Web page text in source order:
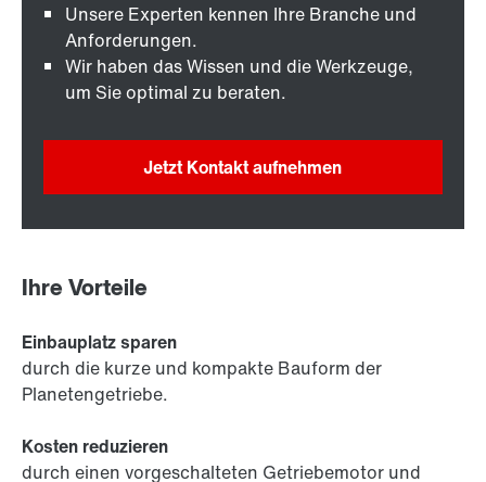
Unsere Experten kennen Ihre Branche und
Anforderungen.
Wir haben das Wissen und die Werkzeuge,
um Sie optimal zu beraten.
Jetzt Kontakt aufnehmen
Ihre Vorteile
Einbauplatz sparen
durch die kurze und kompakte Bauform der
Planetengetriebe.
Kosten reduzieren
durch einen vorgeschalteten Getriebemotor und